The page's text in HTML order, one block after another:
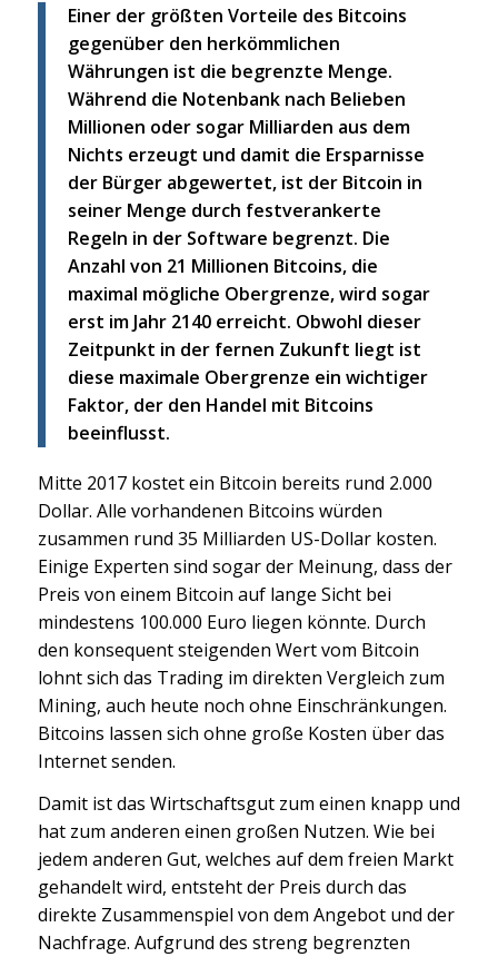
Einer der größten Vorteile des Bitcoins
gegenüber den herkömmlichen
Währungen ist die begrenzte Menge.
Während die Notenbank nach Belieben
Millionen oder sogar Milliarden aus dem
Nichts erzeugt und damit die Ersparnisse
der Bürger abgewertet, ist der Bitcoin in
seiner Menge durch festverankerte
Regeln in der Software begrenzt. Die
Anzahl von 21 Millionen Bitcoins, die
maximal mögliche Obergrenze, wird sogar
erst im Jahr 2140 erreicht. Obwohl dieser
Zeitpunkt in der fernen Zukunft liegt ist
diese maximale Obergrenze ein wichtiger
Faktor, der den Handel mit Bitcoins
beeinflusst.
Mitte 2017 kostet ein Bitcoin bereits rund 2.000
Dollar. Alle vorhandenen Bitcoins würden
zusammen rund 35 Milliarden US-Dollar kosten.
Einige Experten sind sogar der Meinung, dass der
Preis von einem Bitcoin auf lange Sicht bei
mindestens 100.000 Euro liegen könnte. Durch
den konsequent steigenden Wert vom Bitcoin
lohnt sich das Trading im direkten Vergleich zum
Mining, auch heute noch ohne Einschränkungen.
Bitcoins lassen sich ohne große Kosten über das
Internet senden.
Damit ist das Wirtschaftsgut zum einen knapp und
hat zum anderen einen großen Nutzen. Wie bei
jedem anderen Gut, welches auf dem freien Markt
gehandelt wird, entsteht der Preis durch das
direkte Zusammenspiel von dem Angebot und der
Nachfrage. Aufgrund des streng begrenzten